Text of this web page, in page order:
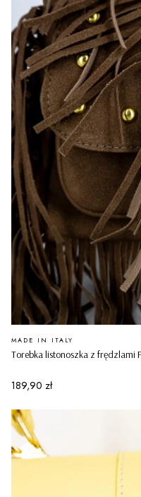
Torebka listonoszka z frędzlami
PRODUCENT
MADE IN ITALY
Cena
189,90 zł